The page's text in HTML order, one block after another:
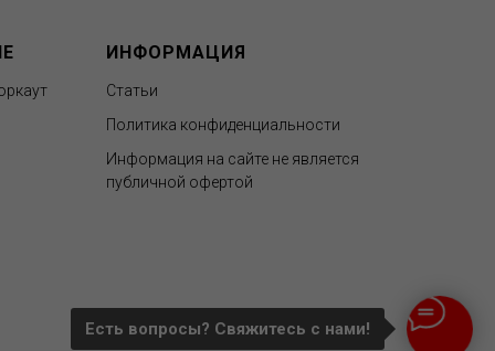
Есть вопросы? Свяжитесь c нами!
ИНФОРМАЦИЯ
Статьи
Политика конфиденциальности
Информация на сайте не является
публичной офертой